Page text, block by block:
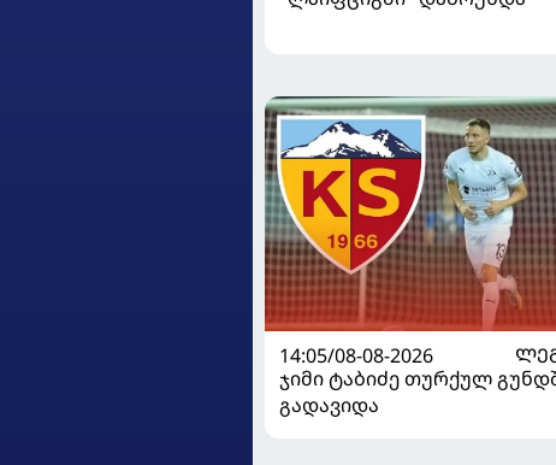
14:05/08-08-2026
ჯიმი ტაბიძე თურქულ
გადავიდა